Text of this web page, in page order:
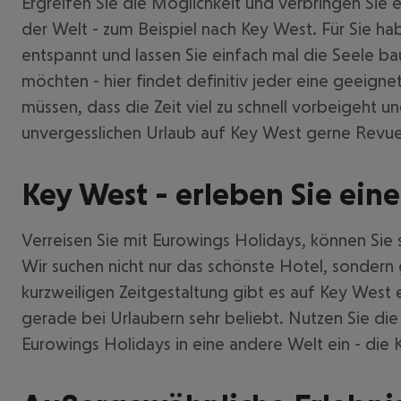
der Welt - zum Beispiel nach Key West. Für Sie
entspannt und lassen Sie einfach mal die Seele
möchten - hier findet definitiv jeder eine
müssen, dass die Zeit viel zu schnell vorbeigeht
unvergesslichen Urlaub auf Key West gerne Revue
Key West - erleben Sie
Verreisen Sie mit Eurowings Holidays, können
Wir suchen nicht nur das schönste Hotel,
kurzweiligen Zeitgestaltung gibt es auf Key
gerade bei Urlaubern sehr beliebt. Nutzen Sie
Eurowings Holidays in eine andere Welt ein - die